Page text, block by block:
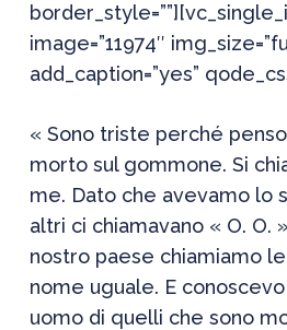
image=”11974″
add_caption=”yes”
« Sono triste perché
morto sul gommone. Si
me. Dato che avevamo lo
altri ci chiamavano « O. O.
nostro paese chiamiamo
nome uguale. E conoscevo
uomo di quelli che sono